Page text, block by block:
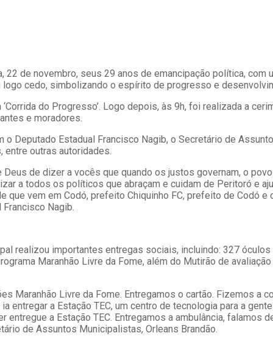
de novembro, seus 29 anos de emancipação política, com
cedo, simbolizando o espírito de progresso e
do Progresso’. Logo depois, às 9h, foi realizada a
e moradores.
o Deputado Estadual Francisco Nagib, o Secretário de
outras autoridades.
Deus de dizer a vocês que quando os justos governam, o
a todos os políticos que abraçam e cuidam de Peritoró e
vem em Codó, prefeito Chiquinho FC, prefeito de Codó e
Nagib.
realizou importantes entregas sociais, incluindo: 327
Maranhão Livre da Fome, além do Mutirão de
Maranhão Livre da Fome. Entregamos o cartão. Fizemos a
entregar a Estação TEC, um centro de tecnologia para a
a Estação TEC. Entregamos a ambulância, falamos
de Assuntos Municipalistas, Orleans Brandão.